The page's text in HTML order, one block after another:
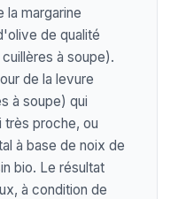
la margarine
de qualité
à soupe).
de la levure
à soupe) qui
très proche, ou
à base de noix de
bio. Le résultat
à condition de